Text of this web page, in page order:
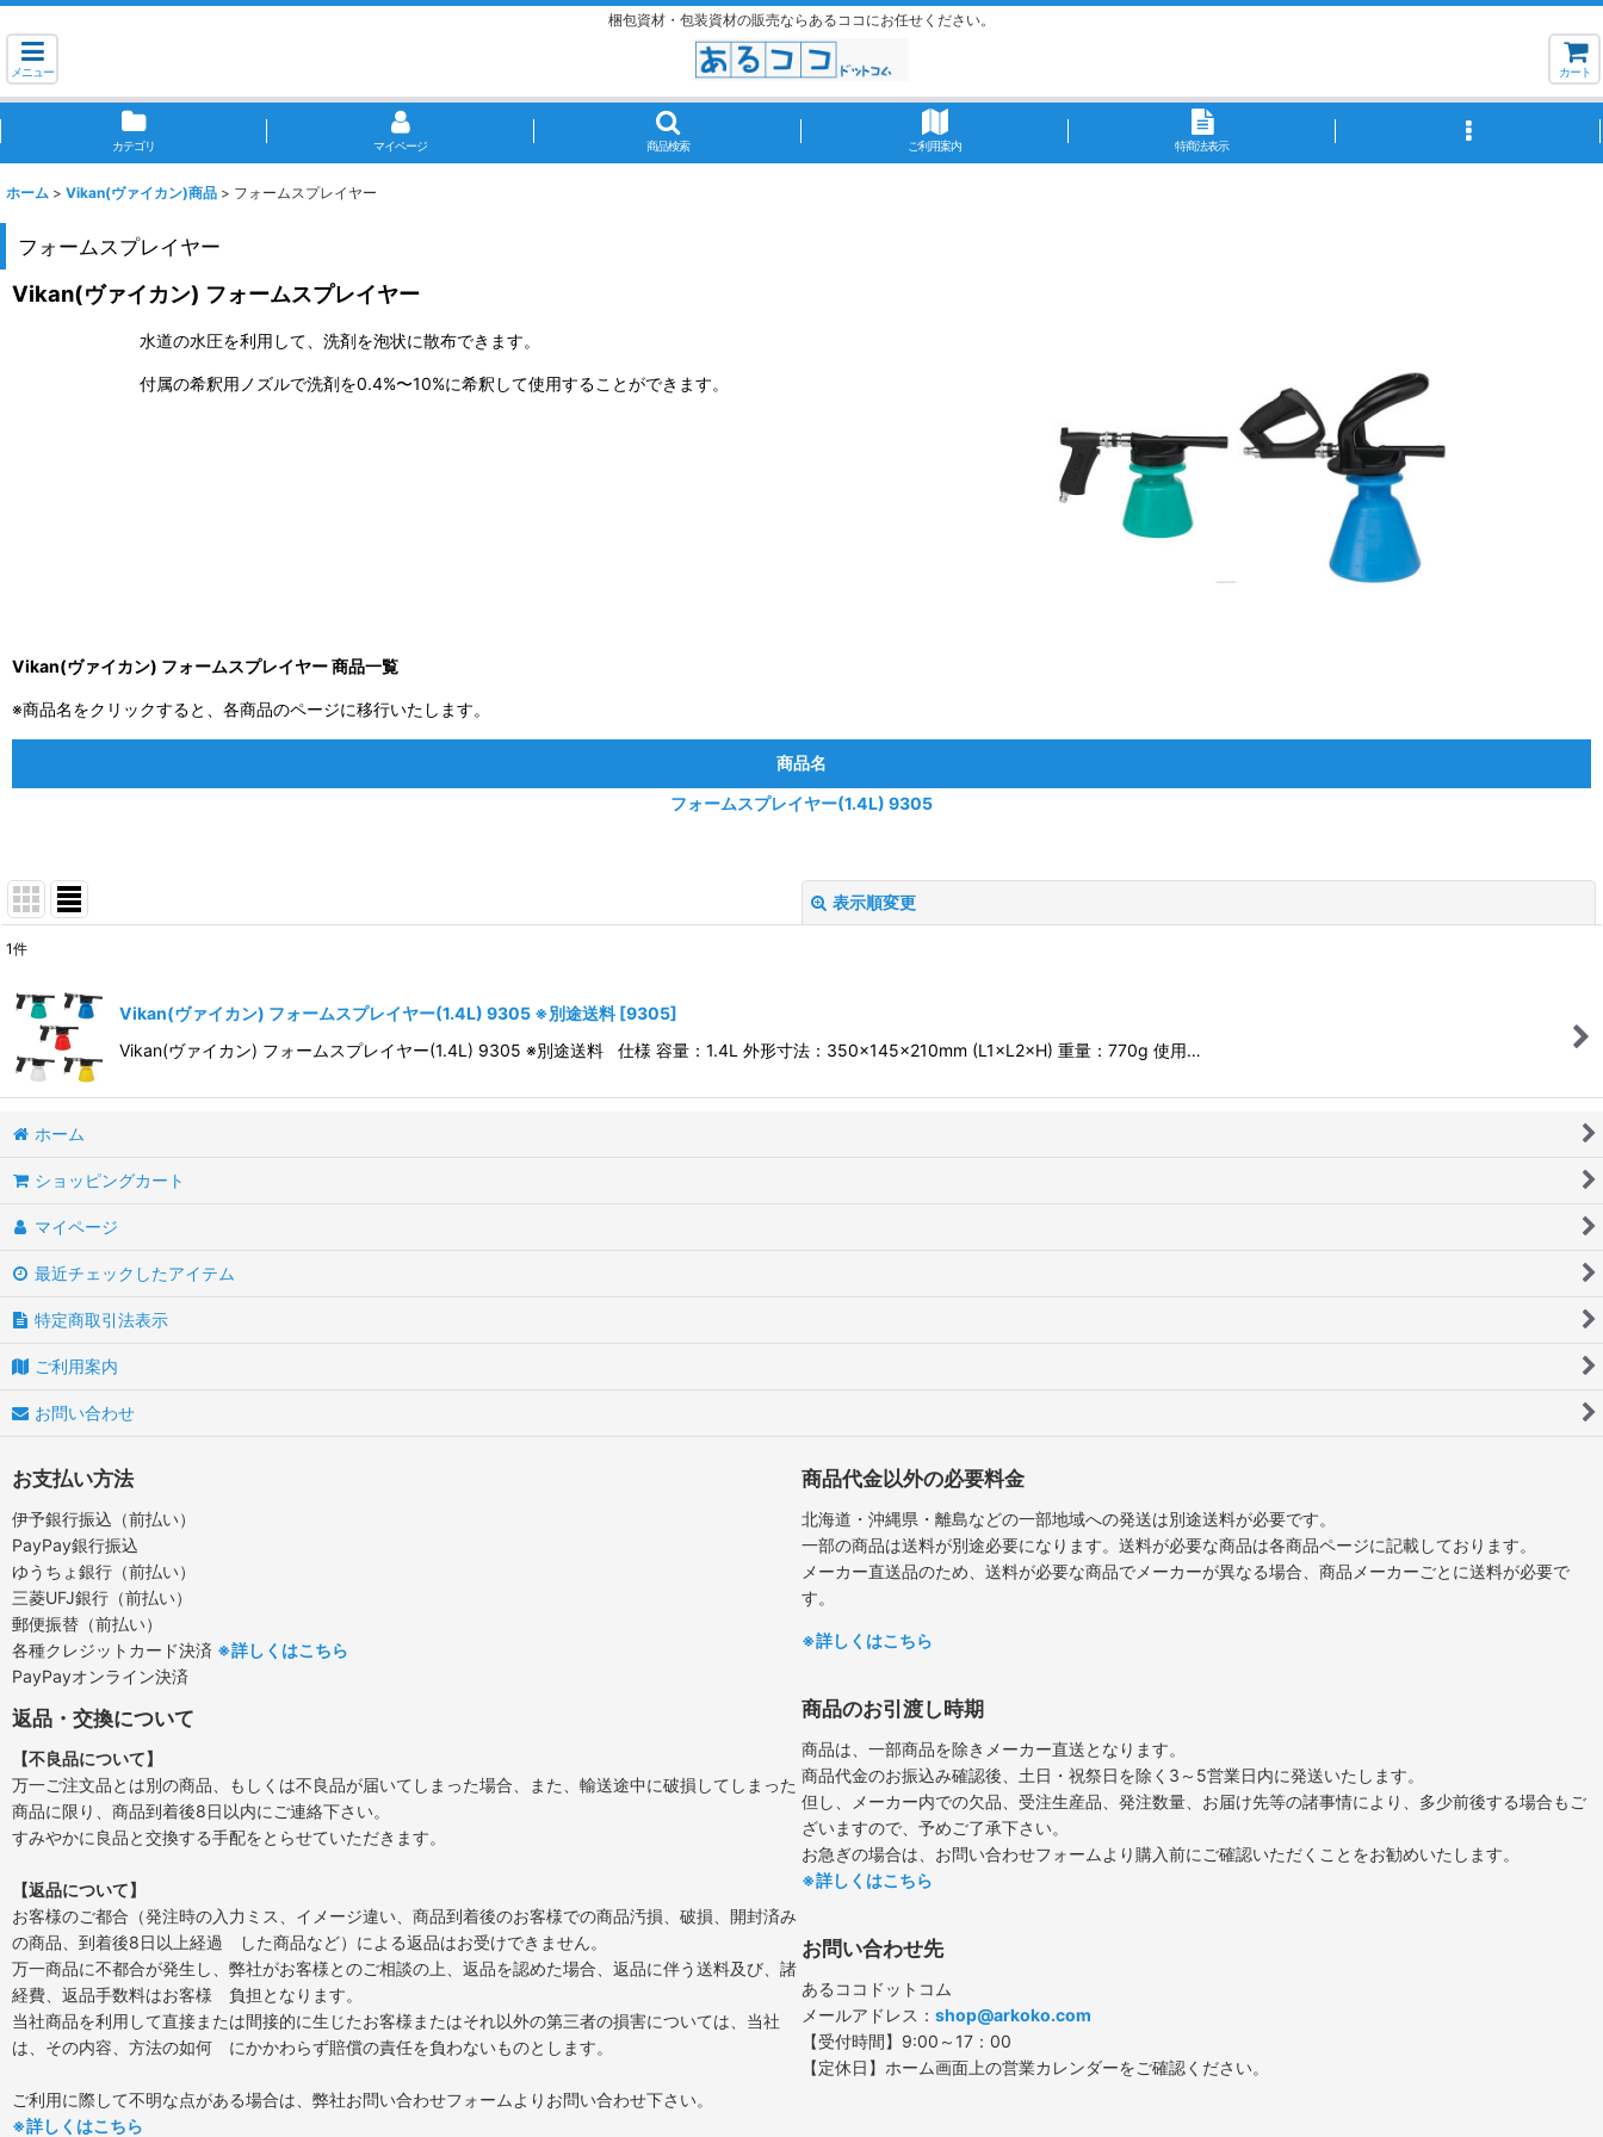
梱包資材・包装資材の販売ならあるココにお任せください。
メニュー カート
カテゴリ マイページ 商品検索 ご利用案内 特商法表示
ホーム > Vikan(ヴァイカン)商品 > フォームスプレイヤー
フォームスプレイヤー
Vikan(ヴァイカン) フォームスプレイヤー
水道の水圧を利用して、洗剤を泡状に散布できます。
付属の希釈用ノズルで洗剤を0.4%〜10%に希釈して使用することができます。
Vikan(ヴァイカン) フォームスプレイヤー 商品一覧
※商品名をクリックすると、各商品のページに移行いたします。
商品名
フォームスプレイヤー(1.4L) 9305
表示順変更
並び順 :
絞り込む
1件
Vikan(ヴァイカン) フォームスプレイヤー(1.4L) 9305 ※別途送料 [9305]
Vikan(ヴァイカン) フォームスプレイヤー(1.4L) 9305 ※別途送料 仕様 容量：1.4L 外形寸法：350×145×210mm (L1×L2×H) 重量：770g 使用…
ホーム
ショッピングカート
マイページ
最近チェックしたアイテム
特定商取引法表示
ご利用案内
お問い合わせ
お支払い方法
伊予銀行振込（前払い）
PayPay銀行振込
ゆうちょ銀行（前払い）
三菱UFJ銀行（前払い）
郵便振替（前払い）
各種クレジットカード決済 ※詳しくはこちら
PayPayオンライン決済
返品・交換について
【不良品について】
万一ご注文品とは別の商品、もしくは不良品が届いてしまった場合、また、輸送途中に破損してしまった
商品に限り、商品到着後8日以内にご連絡下さい。
すみやかに良品と交換する手配をとらせていただきます。
【返品について】
お客様のご都合（発注時の入力ミス、イメージ違い、商品到着後のお客様での商品汚損、破損、開封済み
の商品、到着後8日以上経過 した商品など）による返品はお受けできません。
万一商品に不都合が発生し、弊社がお客様とのご相談の上、返品を認めた場合、返品に伴う送料及び、諸
経費、返品手数料はお客様 負担となります。
当社商品を利用して直接または間接的に生じたお客様またはそれ以外の第三者の損害については、当社
は、その内容、方法の如何 にかかわらず賠償の責任を負わないものとします。
ご利用に際して不明な点がある場合は、弊社お問い合わせフォームよりお問い合わせ下さい。
※詳しくはこちら
商品代金以外の必要料金
北海道・沖縄県・離島などの一部地域への発送は別途送料が必要です。
一部の商品は送料が別途必要になります。送料が必要な商品は各商品ページに記載しております。
メーカー直送品のため、送料が必要な商品でメーカーが異なる場合、商品メーカーごとに送料が必要で
す。
※詳しくはこちら
商品のお引渡し時期
商品は、一部商品を除きメーカー直送となります。
商品代金のお振込み確認後、土日・祝祭日を除く3～5営業日内に発送いたします。
但し、メーカー内での欠品、受注生産品、発注数量、お届け先等の諸事情により、多少前後する場合もご
ざいますので、予めご了承下さい。
お急ぎの場合は、お問い合わせフォームより購入前にご確認いただくことをお勧めいたします。
※詳しくはこちら
お問い合わせ先
あるココドットコム
メールアドレス： shop@arkoko.com
【受付時間】9:00～17：00
【定休日】ホーム画面上の営業カレンダーをご確認ください。